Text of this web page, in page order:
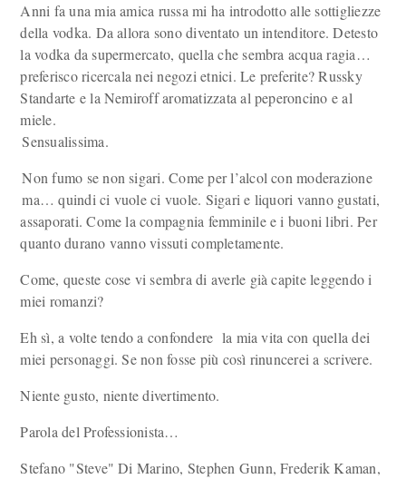
Anni fa una mia amica russa mi ha introdotto alle sottigliezze
della vodka. Da allora sono diventato un intenditore. Detesto
la vodka da supermercato, quella che sembra acqua ragia…
preferisco ricercala nei negozi etnici. Le preferite? Russky
Standarte e la Nemiroff aromatizzata al peperoncino e al
miele.
Sensualissima.
Non fumo se non sigari. Come per l’alcol con moderazione
ma… quindi ci vuole ci vuole. Sigari e liquori vanno gustati,
assaporati. Come la compagnia femminile e i buoni libri. Per
quanto durano vanno vissuti completamente.
Come, queste cose vi sembra di averle già capite leggendo i
miei romanzi?
Eh sì, a volte tendo a confondere la mia vita con quella dei
miei personaggi. Se non fosse più così rinuncerei a scrivere.
Niente gusto, niente divertimento.
Parola del Professionista…
Stefano "Steve" Di Marino, Stephen Gunn, Frederik Kaman,